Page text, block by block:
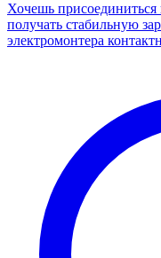
Хочешь
получать стабильную
электромонтера